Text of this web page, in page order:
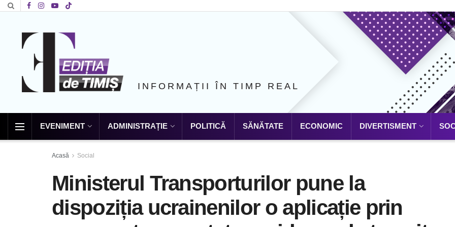
INFORMAȚII ÎN TIMP REAL
EVENIMENT ADMINISTRAȚIE POLITICĂ SĂNĂTATE ECONOMIC DIVERTISMENT
Acasă Social
Ministerul Transporturilor pune la
dispoziția ucrainenilor o aplicație prin